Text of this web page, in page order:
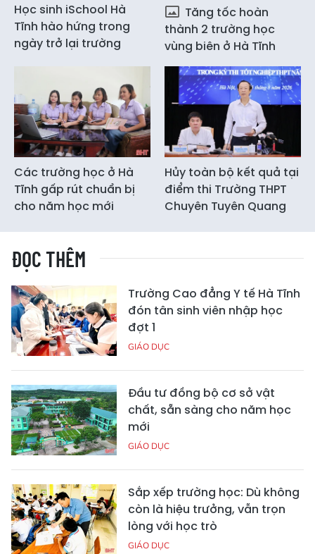
Học sinh iSchool Hà
Tĩnh hào hứng trong
ngày trở lại trường
Tăng tốc hoàn
thành 2 trường học
vùng biên ở Hà Tĩnh
Các trường học ở Hà
Tĩnh gấp rút chuẩn bị
cho năm học mới
Hủy toàn bộ kết quả tại
điểm thi Trường THPT
Chuyên Tuyên Quang
ĐỌC THÊM
Trường Cao đẳng Y tế Hà Tĩnh
đón tân sinh viên nhập học
đợt 1
GIÁO DỤC
Đầu tư đồng bộ cơ sở vật
chất, sẵn sàng cho năm học
mới
GIÁO DỤC
Sắp xếp trường học: Dù không
còn là hiệu trưởng, vẫn trọn
lòng với học trò
GIÁO DỤC